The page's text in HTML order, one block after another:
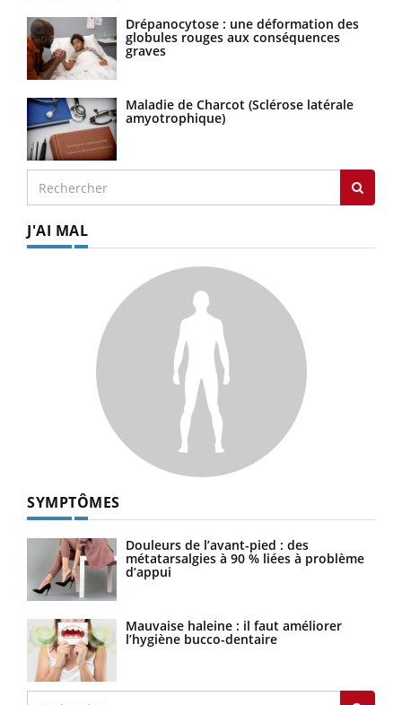
Drépanocytose : une déformation des
globules rouges aux conséquences
graves
Maladie de Charcot (Sclérose latérale
amyotrophique)
J'AI MAL
SYMPTÔMES
Douleurs de l’avant-pied : des
métatarsalgies à 90 % liées à problème
d’appui
Mauvaise haleine : il faut améliorer
l’hygiène bucco-dentaire